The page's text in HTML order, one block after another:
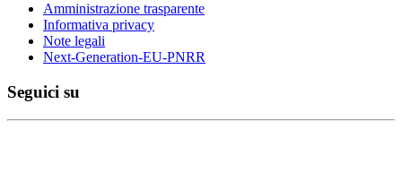
Amministrazione trasparente
Informativa privacy
Note legali
Next-Generation-EU-PNRR
Seguici su